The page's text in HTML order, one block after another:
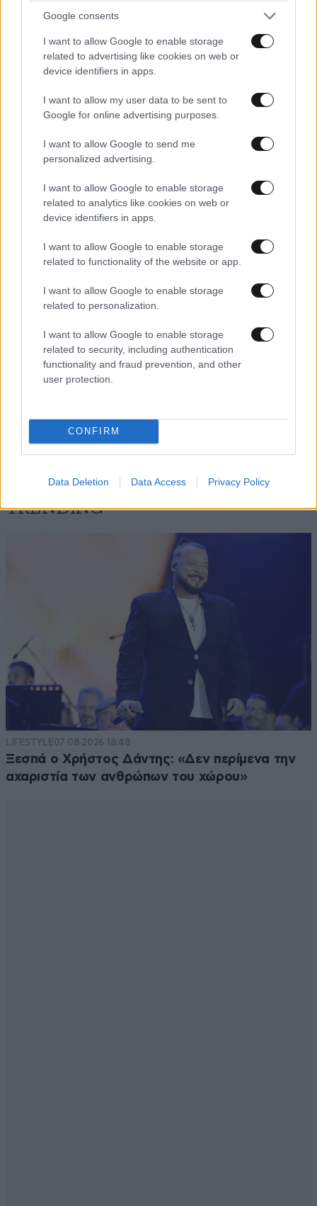
Google consents
I want to allow Google to enable storage
related to advertising like cookies on web or
device identifiers in apps.
I want to allow my user data to be sent to
Google for online advertising purposes.
I want to allow Google to send me
personalized advertising.
I want to allow Google to enable storage
related to analytics like cookies on web or
device identifiers in apps.
I want to allow Google to enable storage
related to functionality of the website or app.
I want to allow Google to enable storage
related to personalization.
I want to allow Google to enable storage
related to security, including authentication
functionality and fraud prevention, and other
user protection.
CONFIRM
Data Deletion Data Access Privacy Policy
ΣΧΌΛΙΑ ΑΝΑΓΝΩΣΤΏΝ
ΠΡΟΣΘΕΣΤΕ ΤΟ ΣΧΟΛΙΟ ΣΑΣ
Xαρακτήρες: 0/1000
TRENDING
LIFESTYLE07·08·2026 18:48
Ξεσπά ο Χρήστος Δάντης: «Δεν περίμενα την
αχαριστία των ανθρώπων του χώρου»